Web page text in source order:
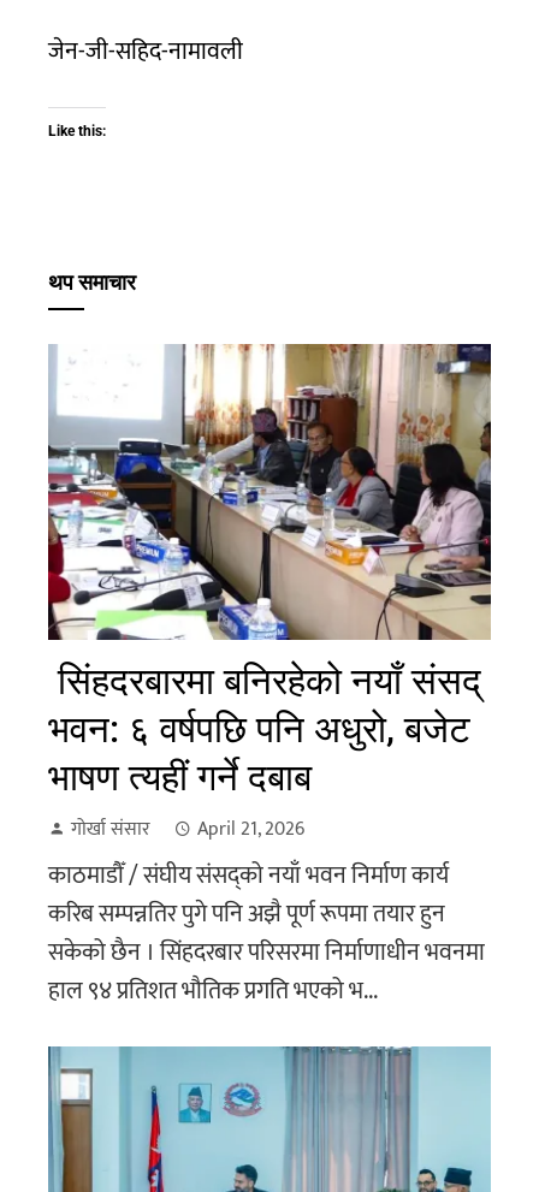
जेन-जी-सहिद-नामावली
Like this:
थप समाचार
सिंहदरबारमा बनिरहेको नयाँ संसद्
भवन: ६ वर्षपछि पनि अधुरो, बजेट
भाषण त्यहीं गर्ने दबाब
गोर्खा संसार April 21, 2026
काठमाडौँ / संघीय संसद्को नयाँ भवन निर्माण कार्य
करिब सम्पन्नतिर पुगे पनि अझै पूर्ण रूपमा तयार हुन
सकेको छैन । सिंहदरबार परिसरमा निर्माणाधीन भवनमा
हाल ९४ प्रतिशत भौतिक प्रगति भएको भ...